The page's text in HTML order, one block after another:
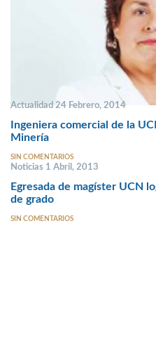
Actualidad 24 Febrero, 2014
Ingeniera comercial de la
Minería
SIN COMENTARIOS
Noticias 1 Abril, 2013
Egresada de magíster UCN
de grado
SIN COMENTARIOS